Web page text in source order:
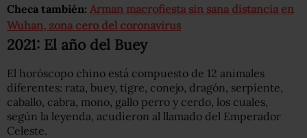
Checa también: Arman macrofiesta sin sana distancia en
Wuhan, zona cero del coronavirus
2021: El año del Buey
El horóscopo chino está compuesto de 12 animales
diferentes: rata, buey, tigre, conejo, dragón, serpiente,
caballo, cabra, mono, gallo perro y cerdo, los cuales,
según la leyenda, acudieron al llamado del Emperador
Celeste.